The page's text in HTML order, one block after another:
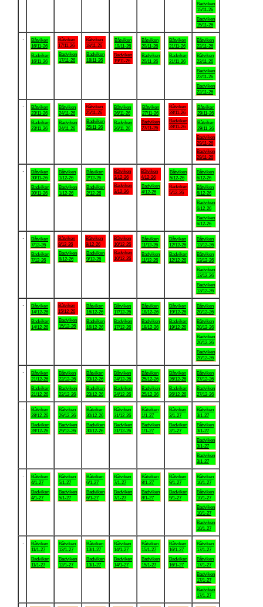
Badviken
15/11-26
Badviken
15/11-26
Båtviken
16/11-26
Badviken
16/11-26
Båtviken
17/11-26
Badviken
17/11-26
Båtviken
18/11-26
Badviken
18/11-26
Båtviken
19/11-26
Badviken
19/11-26
Båtviken
20/11-26
Badviken
20/11-26
Båtviken
21/11-26
Badviken
21/11-26
Båtviken
22/11-26
Båtviken
22/11-26
Badviken
22/11-26
Badviken
22/11-26
Båtviken
23/11-26
Badviken
23/11-26
Båtviken
24/11-26
Badviken
24/11-26
Båtviken
25/11-26
Badviken
25/11-26
Båtviken
26/11-26
Badviken
26/11-26
Båtviken
27/11-26
Badviken
27/11-26
Båtviken
28/11-26
Badviken
28/11-26
Båtviken
29/11-26
Båtviken
29/11-26
Badviken
29/11-26
Badviken
29/11-26
Båtviken
30/11-26
Badviken
30/11-26
Båtviken
1/12-26
Badviken
1/12-26
Båtviken
2/12-26
Badviken
2/12-26
Båtviken
3/12-26
Badviken
3/12-26
Båtviken
4/12-26
Badviken
4/12-26
Båtviken
5/12-26
Badviken
5/12-26
Båtviken
6/12-26
Båtviken
6/12-26
Badviken
6/12-26
Badviken
6/12-26
Båtviken
7/12-26
Badviken
7/12-26
Båtviken
8/12-26
Badviken
8/12-26
Båtviken
9/12-26
Badviken
9/12-26
Båtviken
10/12-26
Badviken
10/12-26
Båtviken
11/12-26
Badviken
11/12-26
Båtviken
12/12-26
Badviken
12/12-26
Båtviken
13/12-26
Båtviken
13/12-26
Badviken
13/12-26
Badviken
13/12-26
Båtviken
14/12-26
Badviken
14/12-26
Båtviken
15/12-26
Badviken
15/12-26
Båtviken
16/12-26
Badviken
16/12-26
Båtviken
17/12-26
Badviken
17/12-26
Båtviken
18/12-26
Badviken
18/12-26
Båtviken
19/12-26
Badviken
19/12-26
Båtviken
20/12-26
Båtviken
20/12-26
Badviken
20/12-26
Badviken
20/12-26
Båtviken
21/12-26
Badviken
21/12-26
Båtviken
22/12-26
Badviken
22/12-26
Båtviken
23/12-26
Badviken
23/12-26
Båtviken
24/12-26
Badviken
24/12-26
Båtviken
25/12-26
Badviken
25/12-26
Båtviken
26/12-26
Badviken
26/12-26
Båtviken
27/12-26
Badviken
27/12-26
Båtviken
28/12-26
Badviken
28/12-26
Båtviken
29/12-26
Badviken
29/12-26
Båtviken
30/12-26
Badviken
30/12-26
Båtviken
31/12-26
Badviken
31/12-26
Båtviken
1/1-27
Badviken
1/1-27
Båtviken
2/1-27
Badviken
2/1-27
Båtviken
3/1-27
Båtviken
3/1-27
Badviken
3/1-27
Badviken
3/1-27
Båtviken
4/1-27
Badviken
4/1-27
Båtviken
5/1-27
Badviken
5/1-27
Båtviken
6/1-27
Badviken
6/1-27
Båtviken
7/1-27
Badviken
7/1-27
Båtviken
8/1-27
Badviken
8/1-27
Båtviken
9/1-27
Badviken
9/1-27
Båtviken
10/1-27
Båtviken
10/1-27
Badviken
10/1-27
Badviken
10/1-27
Båtviken
11/1-27
Badviken
11/1-27
Båtviken
12/1-27
Badviken
12/1-27
Båtviken
13/1-27
Badviken
13/1-27
Båtviken
14/1-27
Badviken
14/1-27
Båtviken
15/1-27
Badviken
15/1-27
Båtviken
16/1-27
Badviken
16/1-27
Båtviken
17/1-27
Båtviken
17/1-27
Badviken
17/1-27
Badviken
17/1-27